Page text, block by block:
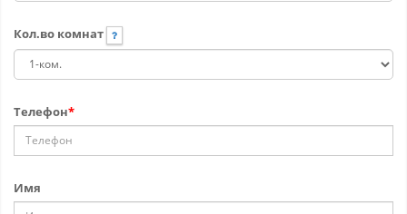
Кол.во комнат
Телефон*
Имя